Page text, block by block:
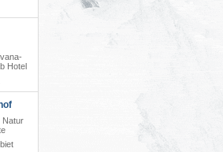
Hotel
Natur